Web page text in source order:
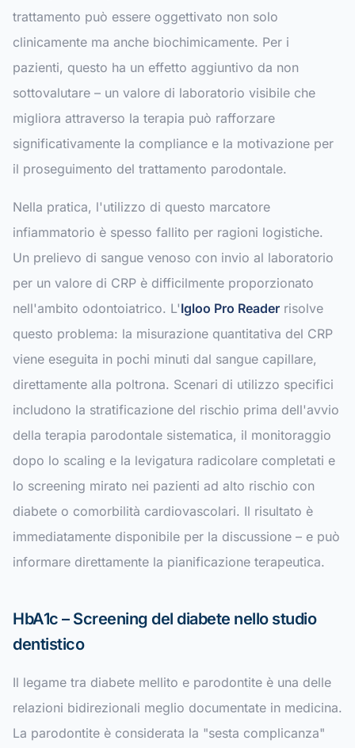
trattamento può essere oggettivato non solo
clinicamente ma anche biochimicamente. Per i
pazienti, questo ha un effetto aggiuntivo da non
sottovalutare – un valore di laboratorio visibile che
migliora attraverso la terapia può rafforzare
significativamente la compliance e la motivazione per
il proseguimento del trattamento parodontale.
Nella pratica, l'utilizzo di questo marcatore
infiammatorio è spesso fallito per ragioni logistiche.
Un prelievo di sangue venoso con invio al laboratorio
per un valore di CRP è difficilmente proporzionato
nell'ambito odontoiatrico. L'Igloo Pro Reader risolve
questo problema: la misurazione quantitativa del CRP
viene eseguita in pochi minuti dal sangue capillare,
direttamente alla poltrona. Scenari di utilizzo specifici
includono la stratificazione del rischio prima dell'avvio
della terapia parodontale sistematica, il monitoraggio
dopo lo scaling e la levigatura radicolare completati e
lo screening mirato nei pazienti ad alto rischio con
diabete o comorbilità cardiovascolari. Il risultato è
immediatamente disponibile per la discussione – e può
informare direttamente la pianificazione terapeutica.
HbA1c – Screening del diabete nello studio
dentistico
Il legame tra diabete mellito e parodontite è una delle
relazioni bidirezionali meglio documentate in medicina.
La parodontite è considerata la "sesta complicanza"